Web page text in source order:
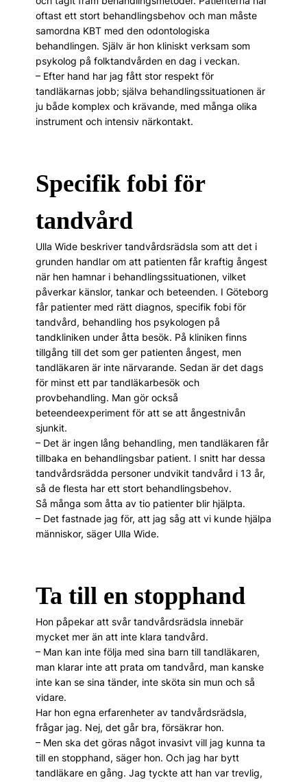
oftast ett stort behandlingsbehov och man måste
samordna KBT med den odontologiska
behandlingen. Själv är hon kliniskt verksam som
psykolog på folktandvården en dag i veckan.
– Efter hand har jag fått stor respekt för
tandläkarnas jobb; själva behandlingssituationen är
ju både komplex och krävande, med många olika
instrument och intensiv närkontakt.
Specifik fobi för
tandvård
Ulla Wide beskriver tandvårdsrädsla som att det i
grunden handlar om att patienten får kraftig ångest
när hen hamnar i behandlingssituationen, vilket
påverkar känslor, tankar och beteenden. I Göteborg
får patienter med rätt diagnos, specifik fobi för
tandvård, behandling hos psykologen på
tandkliniken under åtta besök. På kliniken finns
tillgång till det som ger patienten ångest, men
tandläkaren är inte närvarande. Sedan är det dags
för minst ett par tandläkarbesök och
provbehandling. Man gör också
beteendeexperiment för att se att ångestnivån
sjunkit.
– Det är ingen lång behandling, men tandläkaren får
tillbaka en behandlingsbar patient. I snitt har dessa
tandvårdsrädda personer undvikit tandvård i 13 år,
så de flesta har ett stort behandlingsbehov.
Så många som åtta av tio patienter blir hjälpta.
– Det fastnade jag för, att jag såg att vi kunde hjälpa
människor, säger Ulla Wide.
Ta till en stopphand
Hon påpekar att svår tandvårdsrädsla innebär
mycket mer än att inte klara tandvård.
– Man kan inte följa med sina barn till tandläkaren,
man klarar inte att prata om tandvård, man kanske
inte kan se sina tänder, inte sköta sin mun och så
vidare.
Har hon egna erfarenheter av tandvårdsrädsla,
frågar jag. Nej, det går bra, försäkrar hon.
– Men ska det göras något invasivt vill jag kunna ta
till en stopphand, säger hon. Och jag har bytt
tandläkare en gång. Jag tyckte att han var trevlig,